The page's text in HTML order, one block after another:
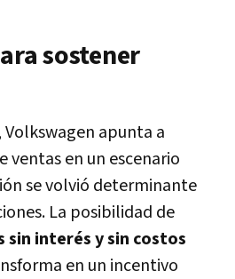
sostener
Volkswagen apunta a
ventas en un escenario
se volvió determinante
La posibilidad de
sin interés y sin costos
en un incentivo